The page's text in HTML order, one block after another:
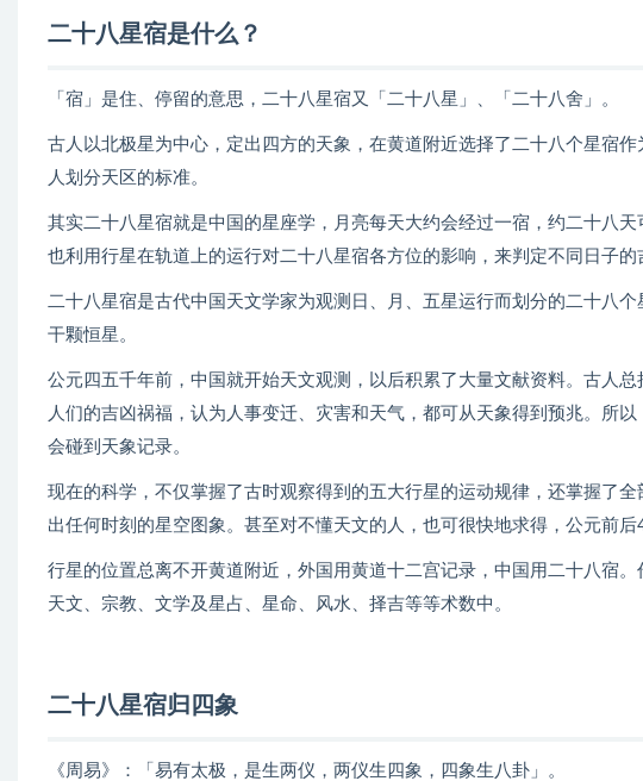
二十八星宿是什么？
「宿」是住、停留的意思，二十八星宿又「二十八星」、「二十八舍」。
古人以北极星为中心，定出四方的天象，在黄道附近选择了二十八个星宿
人划分天区的标准。
其实二十八星宿就是中国的星座学，月亮每天大约会经过一宿，约二十八
也利用行星在轨道上的运行对二十八星宿各方位的影响，来判定不同日子的
二十八星宿是古代中国天文学家为观测日、月、五星运行而划分的二十八
干颗恒星。
公元四五千年前，中国就开始天文观测，以后积累了大量文献资料。古人
人们的吉凶祸福，认为人事变迁、灾害和天气，都可从天象得到预兆。所
会碰到天象记录。
现在的科学，不仅掌握了古时观察得到的五大行星的运动规律，还掌握了
出任何时刻的星空图象。甚至对不懂天文的人，也可很快地求得，公元前后
行星的位置总离不开黄道附近，外国用黄道十二宫记录，中国用二十八宿
天文、宗教、文学及星占、星命、风水、择吉等等术数中。
二十八星宿归四象
《周易》：「易有太极，是生两仪，两仪生四象，四象生八卦」。